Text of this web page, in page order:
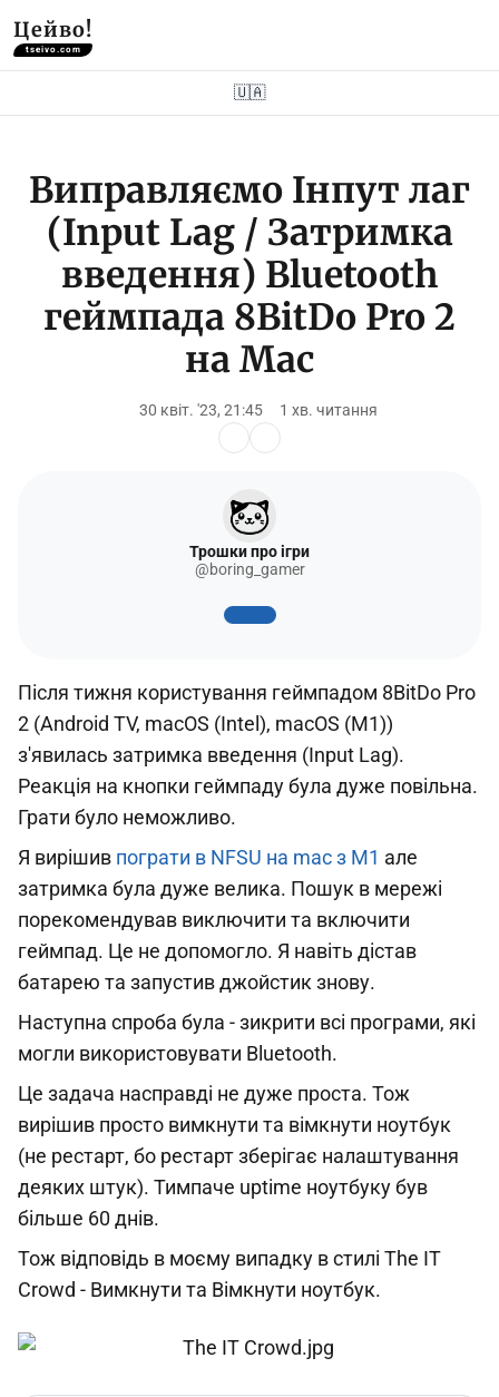
Цейво!
tseivo.com
🇺🇦
Виправляємо Інпут лаг
(Input Lag / Затримка
введення) Bluetooth
геймпада 8BitDo Pro 2
на Mac
30 квіт. '23, 21:45 1 хв. читання
Трошки про ігри
@boring_gamer
Після тижня користування геймпадом 8BitDo Pro
2 (Android TV, macOS (Intel), macOS (M1))
з'явилась затримка введення (Input Lag).
Реакція на кнопки геймпаду була дуже повільна.
Грати було неможливо.
Я вирішив пограти в NFSU на mac з M1 але
затримка була дуже велика. Пошук в мережі
порекомендував виключити та включити
геймпад. Це не допомогло. Я навіть дістав
батарею та запустив джойстик знову.
Наступна спроба була - зикрити всі програми, які
могли використовувати Bluetooth.
Це задача насправді не дуже проста. Тож
вирішив просто вимкнути та вімкнути ноутбук
(не рестарт, бо рестарт зберігає налаштування
деяких штук). Тимпаче uptime ноутбуку був
більше 60 днів.
Тож відповідь в моєму випадку в стилі The IT
Crowd - Вимкнути та Вімкнути ноутбук.